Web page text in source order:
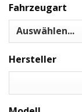
Fahrzeugart
Hersteller